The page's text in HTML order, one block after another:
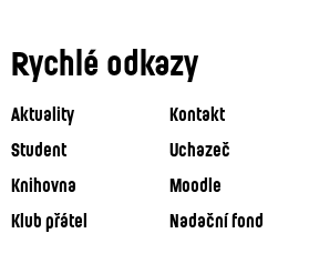
Rychlé odkazy
Aktuality Kontakt
Student
Uchazeč
Knihovna
Moodle
Klub přátel
Nadační fond